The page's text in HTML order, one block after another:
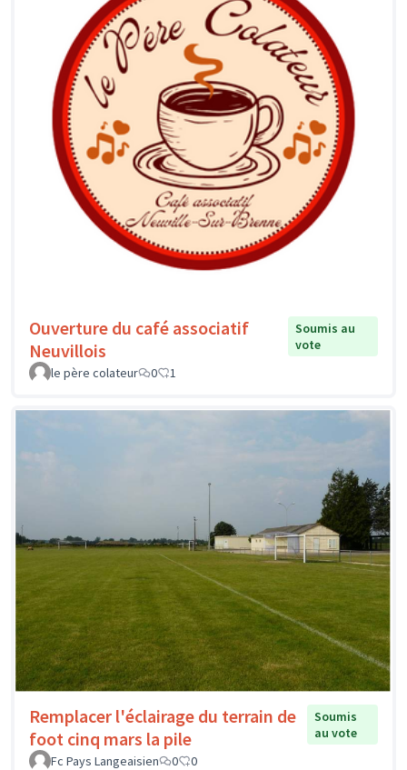
Ouverture du café associatif
Neuvillois
Soumis au
vote
le père colateur
0 1
Remplacer l'éclairage du terrain de
foot cinq mars la pile
Soumis
au vote
Fc Pays Langeaisien
0 0